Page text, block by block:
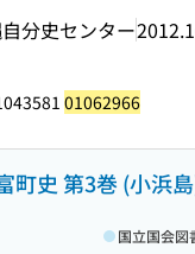
分史センター
01062966
町史 第3巻 (小浜
国立国会図